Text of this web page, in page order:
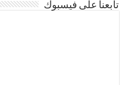
تابعنا على فيسبوك